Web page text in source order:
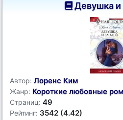
Девушка и
Автор: Лоренс Ким
Жанр: Короткие любовные
Страниц: 49
Рейтинг: 3542 (4.42)